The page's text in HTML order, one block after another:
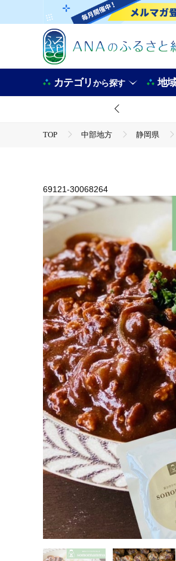
カテゴリから探す 地
TOP 中部地方 静岡県
69121-30068264